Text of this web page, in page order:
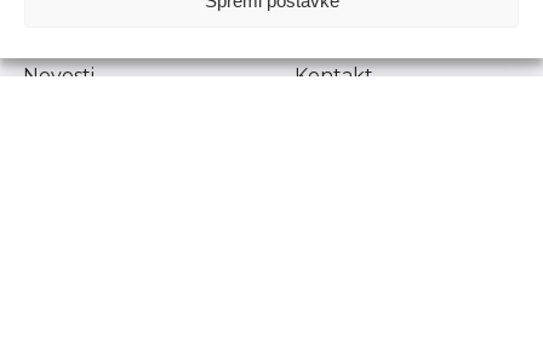
Prenošenje sadržaja dopušteno je uz navođenje izvora.
Novosti
Kontakt